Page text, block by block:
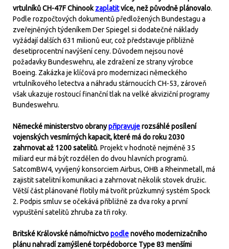
vrtulníků CH-47F Chinook zaplatitvíce, než původně plánovalo.
Podle rozpočtových dokumentů předložených Bundestagu a
zveřejněných týdeníkem Der Spiegel si dodatečné náklady
vyžádají dalších 631 milionů eur, což představuje přibližně
desetiprocentní navýšení ceny. Důvodem nejsou nové
požadavky Bundeswehru, ale zdražení ze strany výrobce
Boeing. Zakázka je klíčová pro modernizaci německého
vrtulníkového letectva a náhradu stárnoucích CH-53, zároveň
však ukazuje rostoucí finanční tlak na velké akviziční programy
Bundeswehru.
Německé ministerstvo obranypřipravujerozsáhlé posílení
vojenských vesmírných kapacit, které má do roku 2030
zahrnovat až 1200 satelitů. Projekt v hodnotě nejméně 35
miliard eur má být rozdělen do dvou hlavních programů.
SatcomBW4, vyvíjený konsorciem Airbus, OHB a Rheinmetall, má
zajistit satelitní komunikaci a zahrnovat několik stovek družic.
Větší část plánované flotily má tvořit průzkumný systém Spock
2. Podpis smluv se očekává přibližně za dva roky a první
vypuštění satelitů zhruba za tři roky.
Britské Královské námořnictvopodlenového modernizačního
plánu nahradí zamýšlené torpédoborce Type 83 menšími